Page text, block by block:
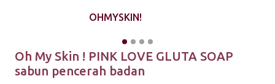
OHMYSKIN!
Oh My Skin ! PINK LOVE GLUTA SOAP
sabun pencerah badan